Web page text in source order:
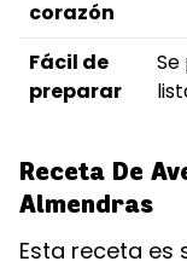
corazón
Fácil de
preparar
Receta De
Almendras
Esta receta es